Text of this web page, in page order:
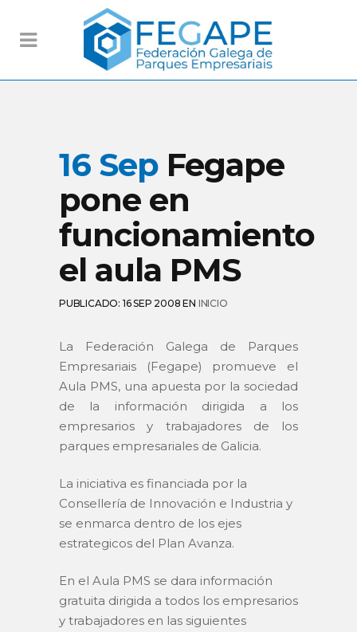
16 Sep Fegape
pone en
funcionamiento
el aula PMS
PUBLICADO: 16 SEP 2008 EN INICIO
La Federación Galega de Parques
Empresariais (Fegape) promueve el
Aula PMS, una apuesta por la sociedad
de la información dirigida a los
empresarios y trabajadores de los
parques empresariales de Galicia.
La iniciativa es financiada por la
Consellería de Innovación e Industria y
se enmarca dentro de los ejes
estrategicos del Plan Avanza.
En el Aula PMS se dara información
gratuita dirigida a todos los empresarios
y trabajadores en las siguientes